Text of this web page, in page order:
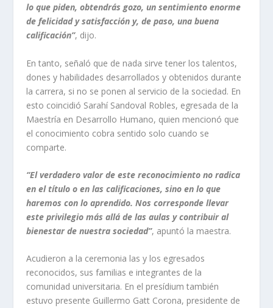
lo que piden, obtendrás gozo, un sentimiento enorme
de felicidad y satisfacción y, de paso, una buena
calificación”, dijo.
En tanto, señaló que de nada sirve tener los talentos,
dones y habilidades desarrollados y obtenidos durante
la carrera, si no se ponen al servicio de la sociedad. En
esto coincidió Sarahí Sandoval Robles, egresada de la
Maestría en Desarrollo Humano, quien mencionó que
el conocimiento cobra sentido solo cuando se
comparte.
“El verdadero valor de este reconocimiento no radica
en el título o en las calificaciones, sino en lo que
haremos con lo aprendido. Nos corresponde llevar
este privilegio más allá de las aulas y contribuir al
bienestar de nuestra sociedad”, apuntó la maestra.
Acudieron a la ceremonia las y los egresados
reconocidos, sus familias e integrantes de la
comunidad universitaria. En el presídium también
estuvo presente Guillermo Gatt Corona, presidente de